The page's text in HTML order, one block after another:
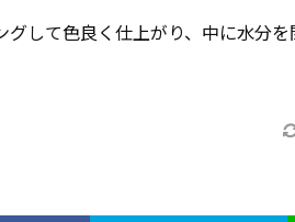
して色良く仕上がり、中に水分を